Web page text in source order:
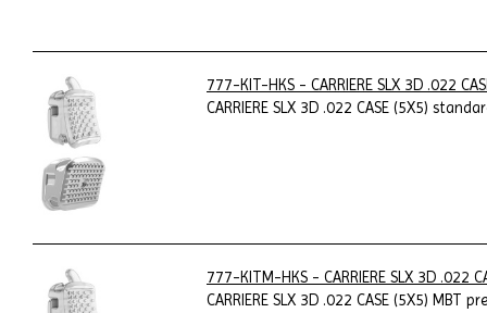
777-KIT-HKS - CARRIERE SLX 3D .022
CARRIERE SLX 3D .022 CASE (5X5)
777-KITM-HKS - CARRIERE SLX 3D .022
CARRIERE SLX 3D .022 CASE (5X5) MBT